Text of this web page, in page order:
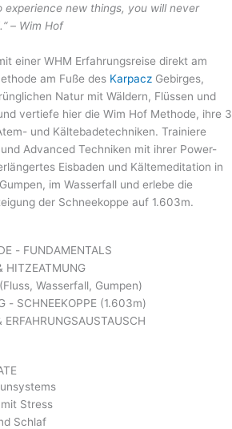
experience new things, you will never
– Wim Hof
einer WHM Erfahrungsreise direkt am
am Fuße des Karpacz Gebirges,
Natur mit Wäldern, Flüssen und
vertiefe hier die Wim Hof Methode, ihre 3
und Kältebadetechniken. Trainiere
Advanced Techniken mit ihrer Power-
Eisbaden und Kältemeditation in
im Wasserfall und erlebe die
der Schneekoppe auf 1.603m.
- FUNDAMENTALS
HITZEATMUNG
Wasserfall, Gumpen)
- SCHNEEKOPPE (1.603m)
ERFAHRUNGSAUSTAUSCH
Stress
Schlaf